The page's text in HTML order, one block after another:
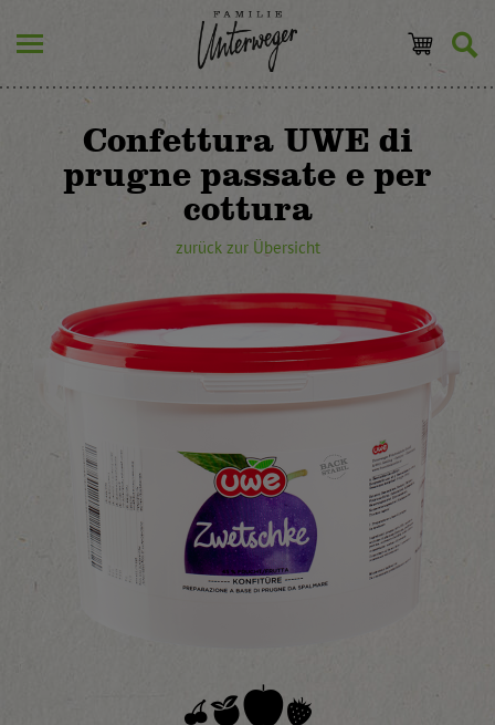
Confettura UWE di
prugne passate e per
cottura
zurück zur Übersicht